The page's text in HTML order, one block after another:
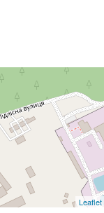
Leaflet